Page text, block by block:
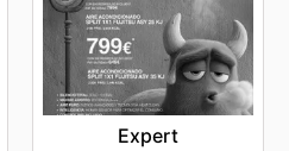
Expert